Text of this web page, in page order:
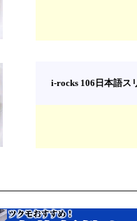
i-rocks 106日本語ス